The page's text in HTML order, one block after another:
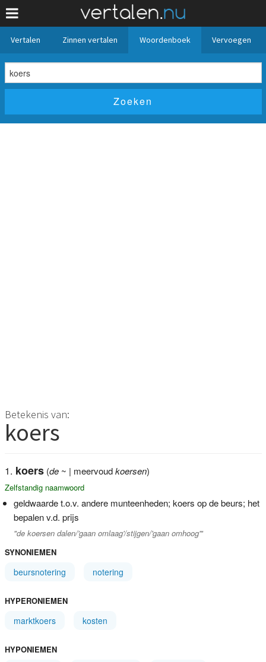
Vertalen Zinnen vertalen Woordenboek Vervoegen
Betekenis van:
koers
koers(de~ | meervoudkoersen)
Zelfstandig naamwoord
geldwaarde t.o.v. andere munteenheden; koers op de beurs; het
bepalen v.d. prijs
"de koersen dalen/'gaan omlaag'/stijgen/'gaan omhoog'"
SYNONIEMEN
beursnotering notering
HYPERONIEMEN
marktkoers kosten
HYPONIEMEN